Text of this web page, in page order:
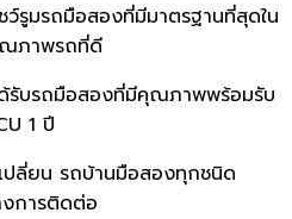
ว์รูมรถมือสองที่มีมาตรฐานที่สุดใน
ณภาพรถที่ดี
ด้รับรถมือสองที่มีคุณภาพพร้อมรับ
1 ปี
ปลี่ยน รถบ้านมือสองทุกชนิด
การติดต่อ